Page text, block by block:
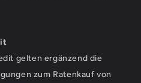
gelten ergänzend die
zum Ratenkauf von